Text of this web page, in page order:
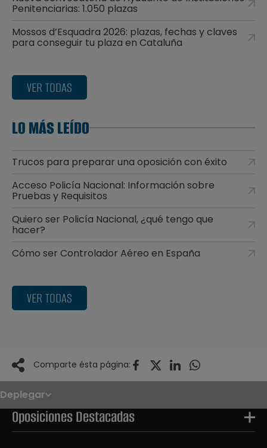
Penitenciarias: 1.050 plazas
Mossos d’Esquadra 2026: plazas, fechas y claves
para conseguir tu plaza en Cataluña
VER TODAS
LO MÁS LEÍDO
Trucos para preparar una oposición con éxito
Acceso Policía Nacional: Información sobre
Pruebas y Requisitos
Quiero ser Policía Nacional, ¿qué tengo que
hacer?
Cómo ser Controlador Aéreo en España
VER TODAS
Comparte ésta página:
Deplegar
Noticias
Oposiciones
Convocatorias
Paso paso
Oposiciones Destacadas